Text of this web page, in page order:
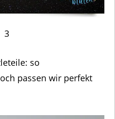
3
so
passen wir perfekt